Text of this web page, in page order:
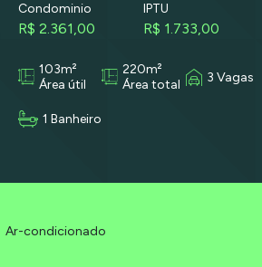
Condominio
R$ 2.361,00
IPTU
R$ 1.733,00
103m²
Área útil
220m²
Área total
3 Vagas
1 Banheiro
Ar-condicionado